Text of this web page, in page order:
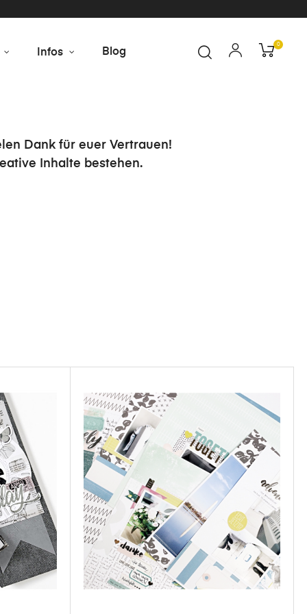
Infos Blog
0
Dank für euer Vertrauen!
Inhalte bestehen.